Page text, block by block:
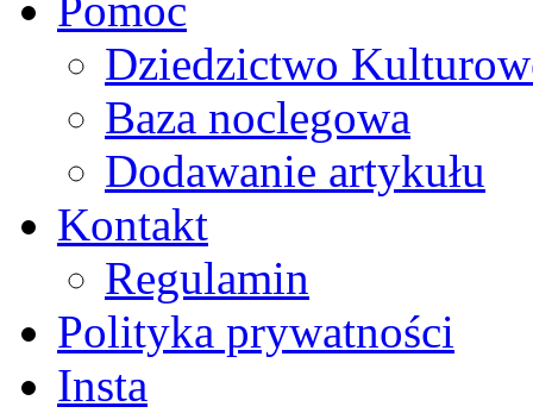
Pomoc
Dziedzictwo
Baza noclegowa
Dodawanie artykułu
Kontakt
Regulamin
Polityka prywatności
Insta